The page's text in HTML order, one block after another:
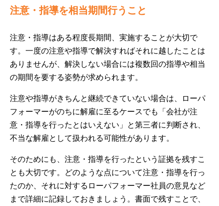
注意・指導を相当期間行うこと
注意・指導はある程度長期間、実施することが大切で
す。一度の注意や指導で解決すればそれに越したことは
ありませんが、解決しない場合には複数回の指導や相当
の期間を要する姿勢が求められます。
注意や指導がきちんと継続できていない場合は、ローパ
フォーマーがのちに解雇に至るケースでも「会社が注
意・指導を行ったとはいえない」と第三者に判断され、
不当な解雇として扱われる可能性があります。
そのためにも、注意・指導を行ったという証拠を残すこ
とも大切です。どのような点について注意・指導を行っ
たのか、それに対するローパフォーマー社員の意見など
まで詳細に記録しておきましょう。書面で残すことで、